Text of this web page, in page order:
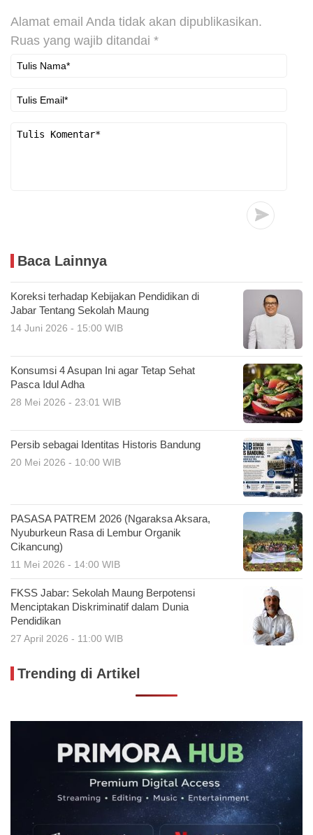
Alamat email Anda tidak akan dipublikasikan.
Ruas yang wajib ditandai *
Baca Lainnya
Koreksi terhadap Kebijakan Pendidikan di
Jabar Tentang Sekolah Maung
14 Juni 2026 - 15:00 WIB
Konsumsi 4 Asupan Ini agar Tetap Sehat
Pasca Idul Adha
28 Mei 2026 - 23:01 WIB
Persib sebagai Identitas Historis Bandung
20 Mei 2026 - 10:00 WIB
PASASA PATREM 2026 (Ngaraksa Aksara,
Nyuburkeun Rasa di Lembur Organik
Cikancung)
11 Mei 2026 - 14:00 WIB
FKSS Jabar: Sekolah Maung Berpotensi
Menciptakan Diskriminatif dalam Dunia
Pendidikan
27 April 2026 - 11:00 WIB
Trending di Artikel